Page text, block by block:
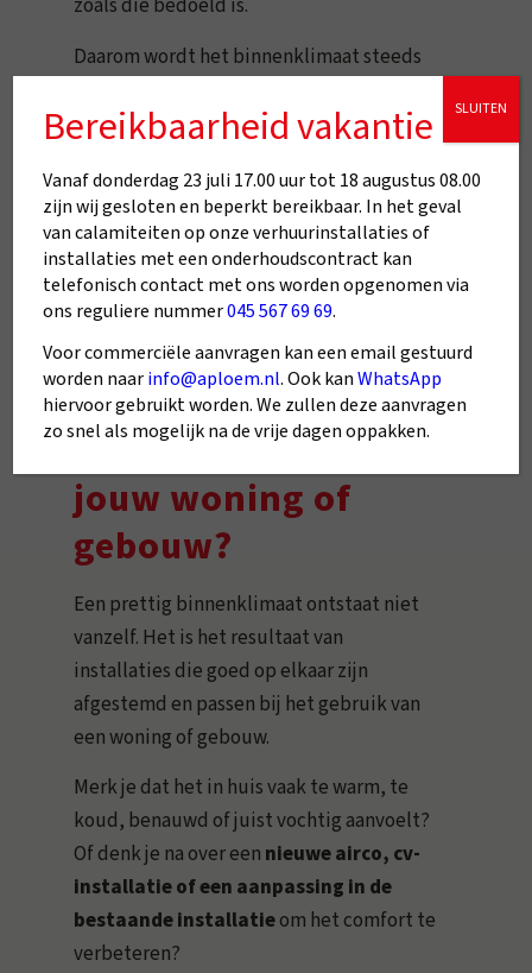
zoals die bedoeld is.
Daarom wordt het binnenklimaat steeds
Niet alleen voor comfort, maar ook voor
Het klinkt misschien technisch, maar
uiteindelijk is het heel simpel:
een goed binnenklimaat maakt een
gebouw prettiger om in te leven.
Advies over het
binnenklimaat in
jouw woning of
gebouw?
Een prettig binnenklimaat ontstaat niet
vanzelf. Het is het resultaat van
installaties die goed op elkaar zijn
afgestemd en passen bij het gebruik van
een woning of gebouw.
Merk je dat het in huis vaak te warm, te
koud, benauwd of juist vochtig aanvoelt?
Of denk je na over een nieuwe airco, cv-
installatie of een aanpassing in de
bestaande installatieom het comfort te
verbeteren?
Bereikbaarheid vakantie
Vanaf donderdag 23 juli 17.00 uur tot 18 augustus 08.00
zijn wij gesloten en beperkt bereikbaar. In het geval
van calamiteiten op onze verhuurinstallaties of
installaties met een onderhoudscontract kan
telefonisch contact met ons worden opgenomen via
ons reguliere nummer045 567 69 69.
Voor commerciële aanvragen kan een email gestuurd
worden naarinfo@aploem.nl. Ook kanWhatsApp
hiervoor gebruikt worden. We zullen deze aanvragen
zo snel als mogelijk na de vrije dagen oppakken.
SLUITEN